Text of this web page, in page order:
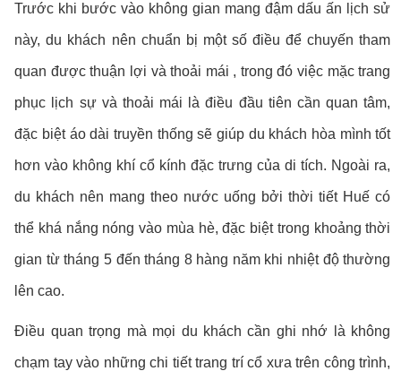
Trước khi bước vào không gian mang đậm dấu ấn lịch sử
này, du khách nên chuẩn bị một số điều để chuyến tham
quan được thuận lợi và thoải mái , trong đó việc mặc trang
phục lịch sự và thoải mái là điều đầu tiên cần quan tâm,
đặc biệt áo dài truyền thống sẽ giúp du khách hòa mình tốt
hơn vào không khí cổ kính đặc trưng của di tích. Ngoài ra,
du khách nên mang theo nước uống bởi thời tiết Huế có
thể khá nắng nóng vào mùa hè, đặc biệt trong khoảng thời
gian từ tháng 5 đến tháng 8 hàng năm khi nhiệt độ thường
lên cao.
Điều quan trọng mà mọi du khách cần ghi nhớ là không
chạm tay vào những chi tiết trang trí cổ xưa trên công trình,